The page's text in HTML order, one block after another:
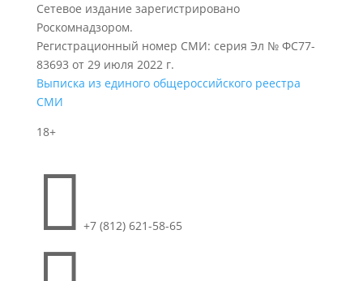
Сетевое издание зарегистрировано
Роскомнадзором.
Регистрационный номер СМИ: серия Эл № ФС77-
83693 от 29 июля 2022 г.
Выписка из единого общероссийского реестра
СМИ
18+
 +7 (812) 621-58-65